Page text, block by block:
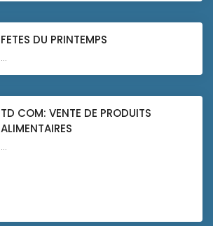
FETES DU PRINTEMPS
...
TD COM: VENTE DE PRODUITS
ALIMENTAIRES
...